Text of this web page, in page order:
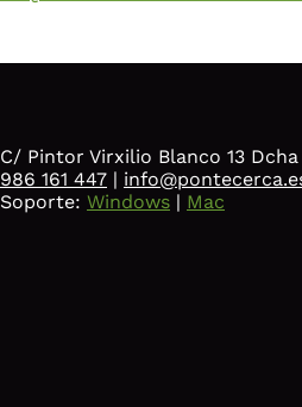
C/ Pintor Virxilio Blanco 13
986 161 447 |
Soporte: Windows | Mac